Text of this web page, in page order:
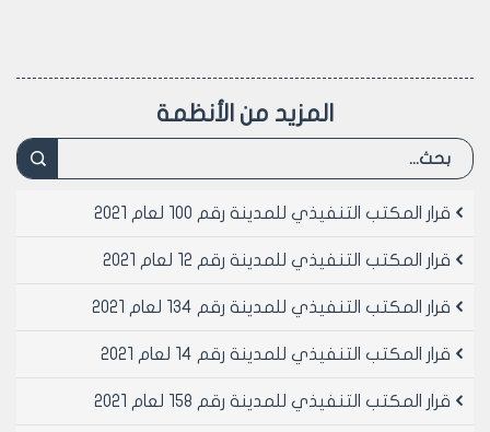
المزيد من الأنظمة
قرار المكتب التنفيذي للمدينة رقم 100 لعام 2021
قرار المكتب التنفيذي للمدينة رقم 12 لعام 2021
قرار المكتب التنفيذي للمدينة رقم 134 لعام 2021
قرار المكتب التنفيذي للمدينة رقم 14 لعام 2021
قرار المكتب التنفيذي للمدينة رقم 158 لعام 2021